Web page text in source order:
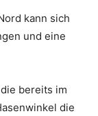
kann sich
und eine
bereits im
die